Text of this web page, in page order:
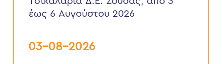
Πλαστήρα,
περιοχή
Σούδας,
έως 6 Αυγούστου 2026
03-08-2026